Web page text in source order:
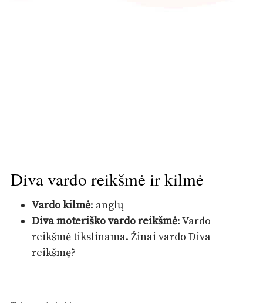
Diva vardo reikšmė ir kilmė
Vardo kilmė: anglų
Diva moteriško vardo reikšmė: Vardo
reikšmė tikslinama. Žinai vardo Diva
reikšmę?